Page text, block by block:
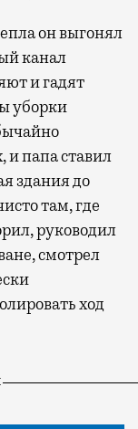
он выгонял
канал
и гадят
уборки
папа ставил
здания до
там, где
руководил
смотрел
ход